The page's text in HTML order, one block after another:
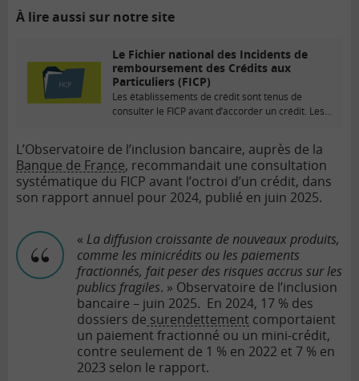
À lire aussi sur notre site
Le Fichier national des Incidents de
remboursement des Crédits aux
Particuliers (FICP)
Les établissements de crédit sont tenus de
consulter le FICP avant d’accorder un crédit. Les...
L’Observatoire de l’inclusion bancaire, auprès de la
Banque de France, recommandait une consultation
systématique du FICP avant l’octroi d’un crédit, dans
son rapport annuel pour 2024, publié en juin 2025.
« La diffusion croissante de nouveaux produits,
comme les minicrédits ou les paiements
fractionnés, fait peser des risques accrus sur les
publics fragiles. » Observatoire de l’inclusion
bancaire – juin 2025. En 2024, 17 % des
dossiers de surendettement comportaient
un paiement fractionné ou un mini-crédit,
contre seulement de 1 % en 2022 et 7 % en
2023 selon le rapport.